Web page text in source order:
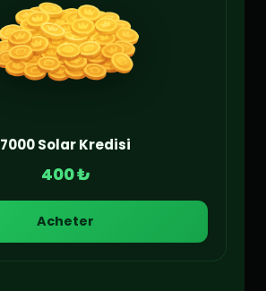
7000 Solar Kredisi
400 ₺
Acheter